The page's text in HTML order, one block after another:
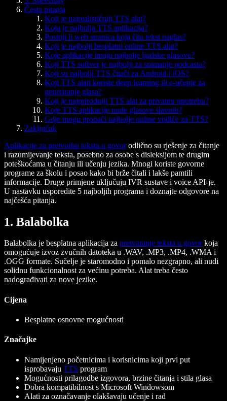
Česta pitanja
Koji je najrealističniji TTS alat?
Koja je najbolja TTS aplikacija?
Postoji li web stranica koja čita tekst naglas?
Koji je najbolji besplatni online TTS alat?
Koje aplikacije imaju najbolje ljudske glasove?
Koji TTS softver je najbolji za snimanje podcasta?
Koji su najbolji TTS čitači za Android i iOS?
Koji TTS alati koriste deep learning ili e-učenje za
generiranje glasa?
Koji je najprirodniji TTS alat za privatnu upotrebu?
Koje TTS aplikacije nude glasove slavnih?
Gdje mogu pronaći najbolje online vodiče za TTS?
Zaključak
Aplikacije za pretvorbu teksta u govorodlično su rješenje za čitanje
i razumijevanje teksta, posebno za osobe s disleksijom te drugim
poteškoćama u čitanju ili učenju jezika. Mnogi koriste govorne
programe za školu i posao kako bi brže čitali i lakše pamtili
informacije. Druge primjene uključuju IVR sustave i voice API-je.
U nastavku usporedite 5 najboljih programa i doznajte odgovore na
najčešća pitanja.
1. Balabolka
Balabolka je besplatna aplikacija za pretvaranje teksta u govorkoja
omogućuje izvoz zvučnih datoteka u .WAV, .MP3, .MP4, .WMA i
.OGG formate. Sučelje je staromodno i pomalo nezgrapno, ali nudi
solidnu funkcionalnost za većinu potreba. Alat treba često
nadograđivati za nove jezike.
Cijena
Besplatne osnovne mogućnosti
Značajke
Namijenjeno početnicima i korisnicima koji prvi put
isprobavaju TTS program
Mogućnosti prilagodbe izgovora, brzine čitanja i stila glasa
Dobra kompatibilnost s Microsoft Windowsom
Alati za označavanje olakšavaju učenje i rad